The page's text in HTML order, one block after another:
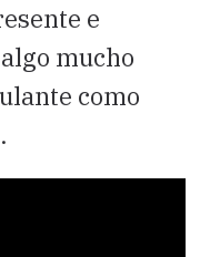
e
mucho
como
.